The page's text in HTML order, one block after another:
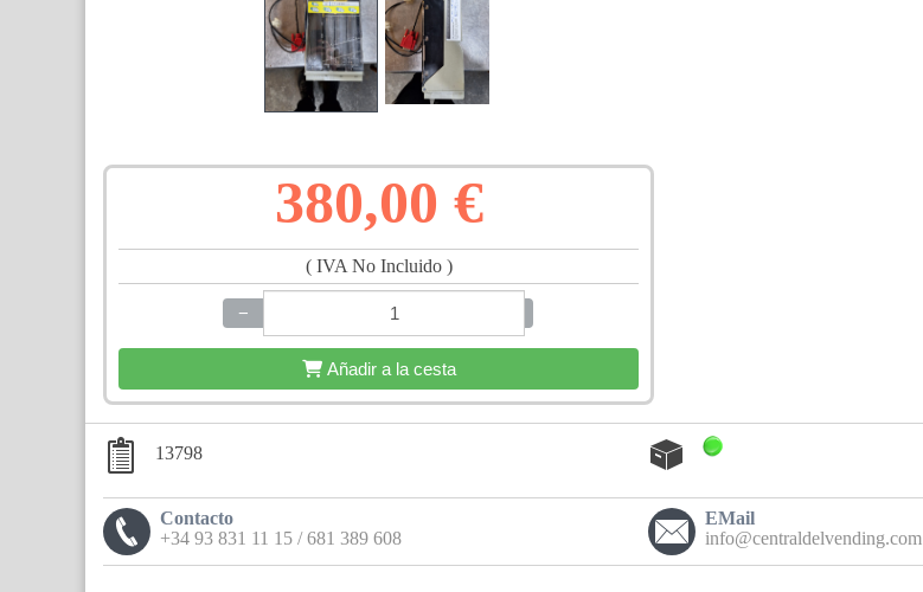
380,00 €
( IVA No Incluido )
−
Añadir a la cesta
13798
Contacto
+34 93 831 11 15 / 681 389 608
EMail
info@centraldelvending.com